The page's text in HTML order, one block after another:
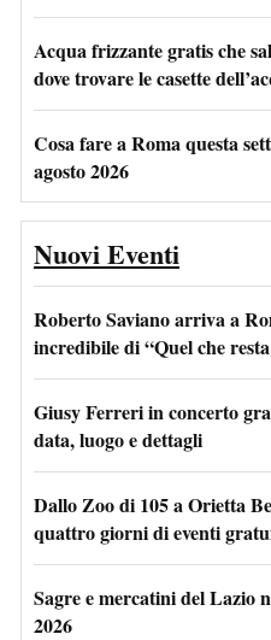
Acqua frizzante gratis che
dove trovare le casette
Cosa fare a Roma questa
agosto 2026
Nuovi Eventi
Roberto Saviano arriva a
incredibile di “Quel che
Giusy Ferreri in concerto
data, luogo e dettagli
Dallo Zoo di 105 a Orietta
quattro giorni di eventi
Sagre e mercatini del Lazio
2026